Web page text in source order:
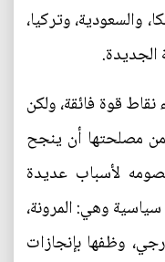
والسعودية، وتركيا،
الجديدة.
نقاط قوة فائقة، ولكن
مصلحتها أن ينجح
لأسباب عديدة
وهي: المرونة،
وظفها بإنجازات